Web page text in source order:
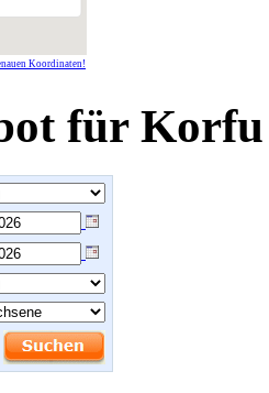
Koordinaten!
für Korfu